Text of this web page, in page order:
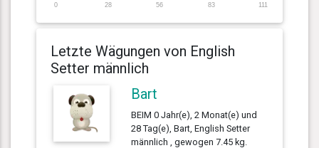
0 28 56 83 111
Letzte Wägungen von English
Setter männlich
Bart
BEIM 0 Jahr(e), 2 Monat(e) und
28 Tag(e), Bart, English Setter
männlich , gewogen 7.45 kg.